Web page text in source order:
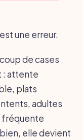
une erreur.
de cases
: attente
plats
adultes
fréquente
elle devient